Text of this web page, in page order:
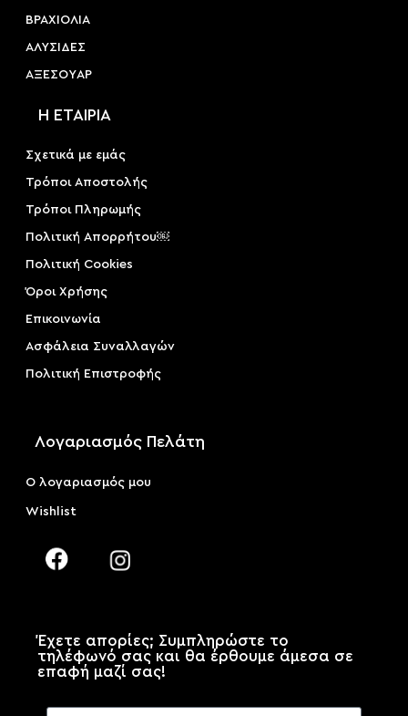
ΒΡΑΧΙΟΛΙΑ
ΑΛΥΣΙΔΕΣ
ΑΞΕΣΟΥAΡ
Η ΕΤΑΙΡΙΑ
Σχετικά με εμάς
Τρόποι Αποστολής
Τρόποι Πληρωμής
Πολιτική Απορρήτου￼
Πολιτική Cookies
Όροι Χρήσης
Επικοινωνία
Ασφάλεια Συναλλαγών
Πολιτική Επιστροφής
Λογαριασμός Πελάτη
Ο λογαριασμός μου
Wishlist
Έχετε απορίες; Συμπληρώστε το
τηλέφωνό σας και θα έρθουμε άμεσα σε
επαφή μαζί σας!